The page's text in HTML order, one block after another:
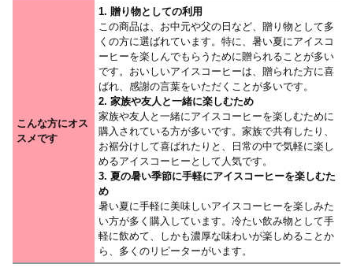
こんな方にオス
スメです
1. 贈り物としての利用
この商品は、お中元や父の日など、贈り物として多
くの方に選ばれています。特に、暑い夏にアイスコ
ーヒーを楽しんでもらうために贈られることが多い
です。おいしいアイスコーヒーは、贈られた方に喜
ばれ、感謝の言葉をいただくことが多いです。
2. 家族や友人と一緒に楽しむため
家族や友人と一緒にアイスコーヒーを楽しむために
購入されている方が多いです。家族で共有したり、
お裾分けして喜ばれたりと、日常の中で気軽に楽し
めるアイスコーヒーとして人気です。
3. 夏の暑い季節に手軽にアイスコーヒーを楽しむた
め
暑い夏に手軽に美味しいアイスコーヒーを楽しみた
い方が多く購入しています。冷たい飲み物として手
軽に飲めて、しかも濃厚な味わいが楽しめることか
ら、多くのリピーターがいます。